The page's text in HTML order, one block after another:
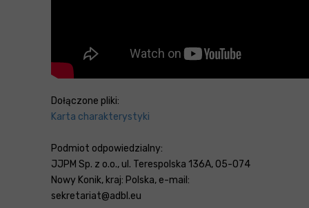
Dołączone pliki:
Karta charakterystyki
Podmiot odpowiedzialny:
JJPM Sp. z o.o., ul. Terespolska 136A, 05-074
Nowy Konik, kraj: Polska, e-mail:
sekretariat@adbl.eu